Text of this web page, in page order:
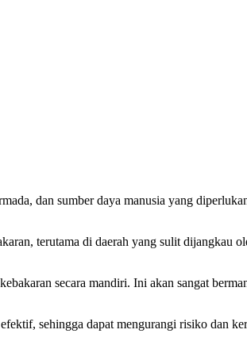
dan sumber daya manusia yang
terutama di daerah yang sulit dijangkau
secara mandiri. Ini akan sangat
sehingga dapat mengurangi risiko dan